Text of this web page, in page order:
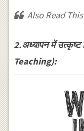
Also Read
2.अध्यापन में
Teaching):